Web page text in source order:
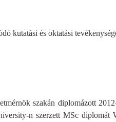
kutatási és oktatási
szakán diplomázott
n szerzett MSc